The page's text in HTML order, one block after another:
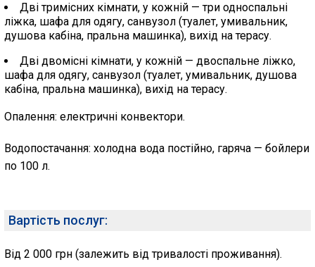
Дві тримісних кімнати, у кожній — три односпальні
ліжка, шафа для одягу, санвузол (туалет, умивальник,
душова кабіна, пральна машинка), вихід на терасу.
Дві двомісні кімнати, у кожній — двоспальне ліжко,
шафа для одягу, санвузол (туалет, умивальник, душова
кабіна, пральна машинка), вихід на терасу.
Опалення: електричні конвектори.
Водопостачання: холодна вода постійно, гаряча — бойлери
по 100 л.
Вартість послуг:
Від 2 000 грн (залежить від тривалості проживання).